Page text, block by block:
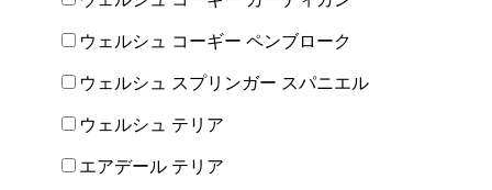
ウェルシュ コーギー ペンブローク
ウェルシュ スプリンガー スパニエル
ウェルシュ テリア
エアデール テリア